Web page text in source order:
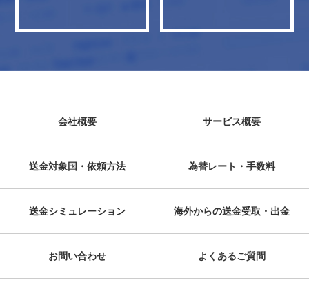
会社概要 サービス概要
送金対象国・依頼方法 為替レート・手数料
送金シミュレーション 海外からの送金受取・出金
お問い合わせ よくあるご質問